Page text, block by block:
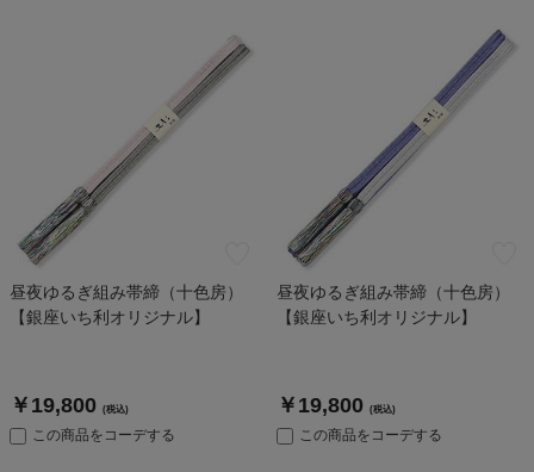
昼夜ゆるぎ組み帯締（十色房）
【銀座いち利オリジナル】
￥19,800 (税込)
この商品をコーデする
昼夜ゆるぎ組み帯締（十色房）
【銀座いち利オリジナル】
￥19,800 (税込)
この商品をコーデする